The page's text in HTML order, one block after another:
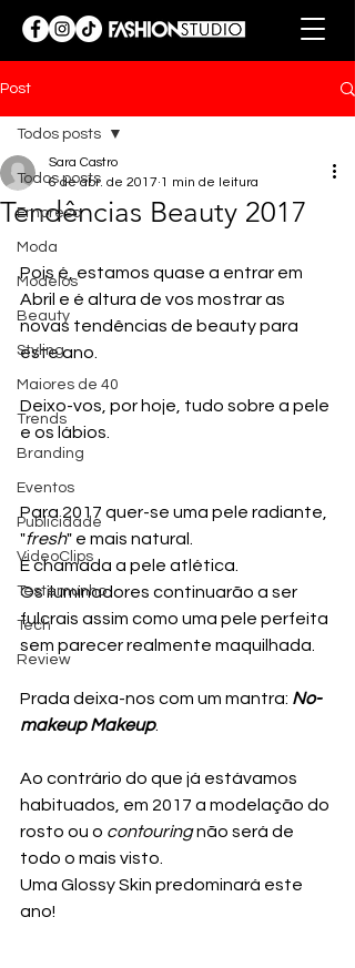
Post
Todos posts
Empresa
Moda
Modelos
Beauty
Styling
Maiores de 40
Trends
Branding
Eventos
Publicidade
VideoClips
Testemunho
Tech
Review
Todos posts
Tendências Beauty 2017
Sara Castro
6 de abr. de 2017 1 min de leitura
Pois é, estamos quase a entrar em
Abril e é altura de vos mostrar as
novas tendências de beauty para
este ano.
Deixo-vos, por hoje, tudo sobre a pele
e os lábios.
Para 2017 quer-se uma pele radiante,
"fresh" e mais natural.
É chamada a pele atlética.
Os iluminadores continuarão a ser
fulcrais assim como uma pele perfeita
sem parecer realmente maquilhada.
Prada deixa-nos com um mantra: No-
makeup Makeup.
Ao contrário do que já estávamos
habituados, em 2017 a modelação do
rosto ou o contouring não será de
todo o mais visto.
Uma Glossy Skin predominará este
ano!